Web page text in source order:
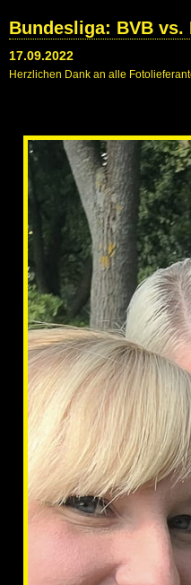
Bundesliga: BVB vs.
17.09.2022
Herzlichen Dank an alle